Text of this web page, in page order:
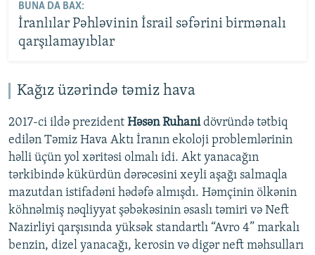
BUNA DA BAX:
İranlılar Pəhləvinin İsrail səfərini birmənalı
qarşılamayıblar
Kağız üzərində təmiz hava
2017-ci ildə prezident Həsən Ruhanidövründə tətbiq
edilən Təmiz Hava Aktı İranın ekoloji problemlərinin
həlli üçün yol xəritəsi olmalı idi. Akt yanacağın
tərkibində kükürdün dərəcəsini xeyli aşağı salmaqla
mazutdan istifadəni hədəfə almışdı. Həmçinin ölkənin
köhnəlmiş nəqliyyat şəbəkəsinin əsaslı təmiri və Neft
Nazirliyi qarşısında yüksək standartlı “Avro 4” markalı
benzin, dizel yanacağı, kerosin və digər neft məhsulları